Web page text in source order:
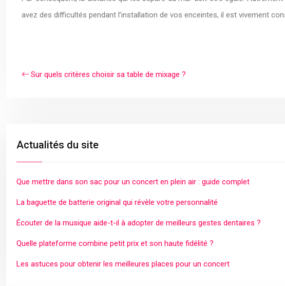
avez des difficultés pendant l’installation de vos enceintes, il est vivement
Sur quels critères choisir sa table de mixage ?
Actualités du site
Que mettre dans son sac pour un concert en plein air : guide complet
La baguette de batterie original qui révèle votre personnalité
Écouter de la musique aide-t-il à adopter de meilleurs gestes dentaires ?
Quelle plateforme combine petit prix et son haute fidélité ?
Les astuces pour obtenir les meilleures places pour un concert